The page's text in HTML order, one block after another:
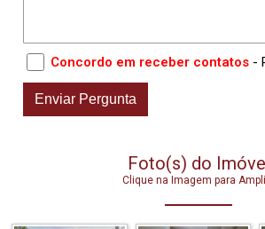
Concordo em receber contatos -
Foto(s) do
Clique na Imagem para